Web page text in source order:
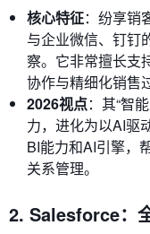
核心特征：纷享销
与企业微信、钉钉
察。它非常擅长支
协作与精细化销售
2026视点：其“智
力，进化为以AI驱
BI能力和AI引擎，
关系管理。
2. Salesforce：